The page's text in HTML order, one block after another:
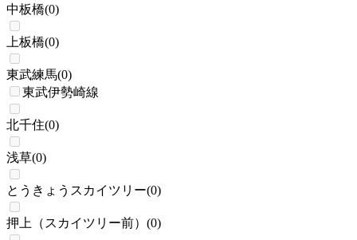
中板橋(0)
上板橋(0)
東武練馬(0)
東武伊勢崎線
北千住(0)
浅草(0)
とうきょうスカイツリー(0)
押上（スカイツリー前） (0)